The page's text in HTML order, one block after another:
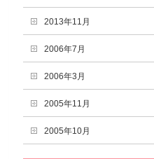
2013年11月
2006年7月
2006年3月
2005年11月
2005年10月